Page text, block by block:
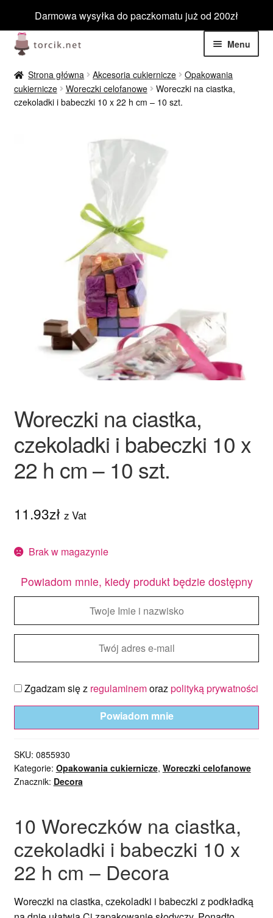
Darmowa wysyłka do paczkomatu już od 200zł
Przejdź
do
nawigacji
Przejdź
do
treści
Menu
Jadalne
Niejadalne
Barwniki spożywcze
Ozdoby na tort weselny
Strona główna Akcesoria cukiernicze
Opakowania
cukiernicze
Woreczki celofanowe
Woreczki na ciastka,
czekoladki i babeczki 10 x 22 h cm – 10 szt.
Woreczki na ciastka,
czekoladki i babeczki 10 x
22 h cm – 10 szt.
11.93zł z Vat
Brak w magazynie
Powiadom mnie, kiedy produkt będzie dostępny
Zgadzam się z regulaminemorazpolityką prywatności
Powiadom mnie
SKU: 0855930
Kategorie: Opakowania cukiernicze, Woreczki celofanowe
Znacznik: Decora
10 Woreczków na ciastka,
czekoladki i babeczki 10 x
22 h cm – Decora
Woreczki na ciastka, czekoladki i babeczki z podkładką